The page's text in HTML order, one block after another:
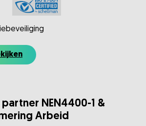
NEN4400-1 &
Arbeid